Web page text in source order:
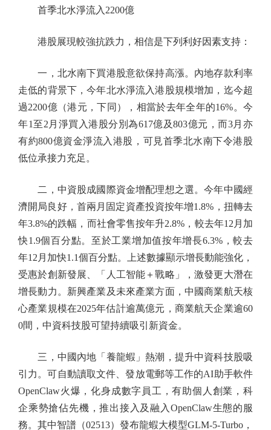
首季北水淨流入2200億
港股展現較強抗跌力，相信是下列利好因素支持：
一，北水南下買港股意欲保持高漲。內地存款利率
走低的背景下，今年北水淨流入港股規模增加，迄今超
過2200億（港元，下同），相當於去年全年的16%。今
年1至2月淨買入港股分別為617億及803億元，而3月亦
有約800億資金淨流入港股，可見首季北水南下令港股
低位承接力充足。
二，中資股成國際資金增配理想之選。今年中國經
濟開局良好，首兩月固定資產投資按年增1.8%，扭轉去
年3.8%的跌幅，而社會零售按年升2.8%，較去年12月加
快1.9個百分點。至於工業增加值按年增長6.3%，較去
年12月加快1.1個百分點。上述數據顯示增長動能強化，
受惠於創新發展、「人工智能＋戰略」，激發更大潛在
增長動力。新興產業及未來產業方面，中國商業航天核
心產業規模在2025年估計逾萬億元，商業航天企業逾60
0間，中資科技股可望持續吸引新資金。
三，中國內地「養龍蝦」熱潮，提升中資科技股吸
引力。可自動讀取文件、發放電郵等工作的AI助手軟件
OpenClaw火爆，化身成數字員工，有助個人創業，科
企乘勢搶佔先機，推出接入及融入OpenClaw生態的服
務。其中智譜（02513）發布龍蝦大模型GLM-5-Turbo，